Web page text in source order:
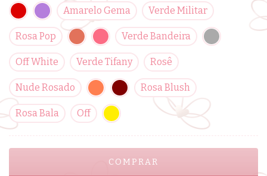
Amarelo Gema Verde Militar
Rosa Pop Verde Bandeira
Off White Verde Tifany Rosê
Nude Rosado Rosa Blush
Rosa Bala Off